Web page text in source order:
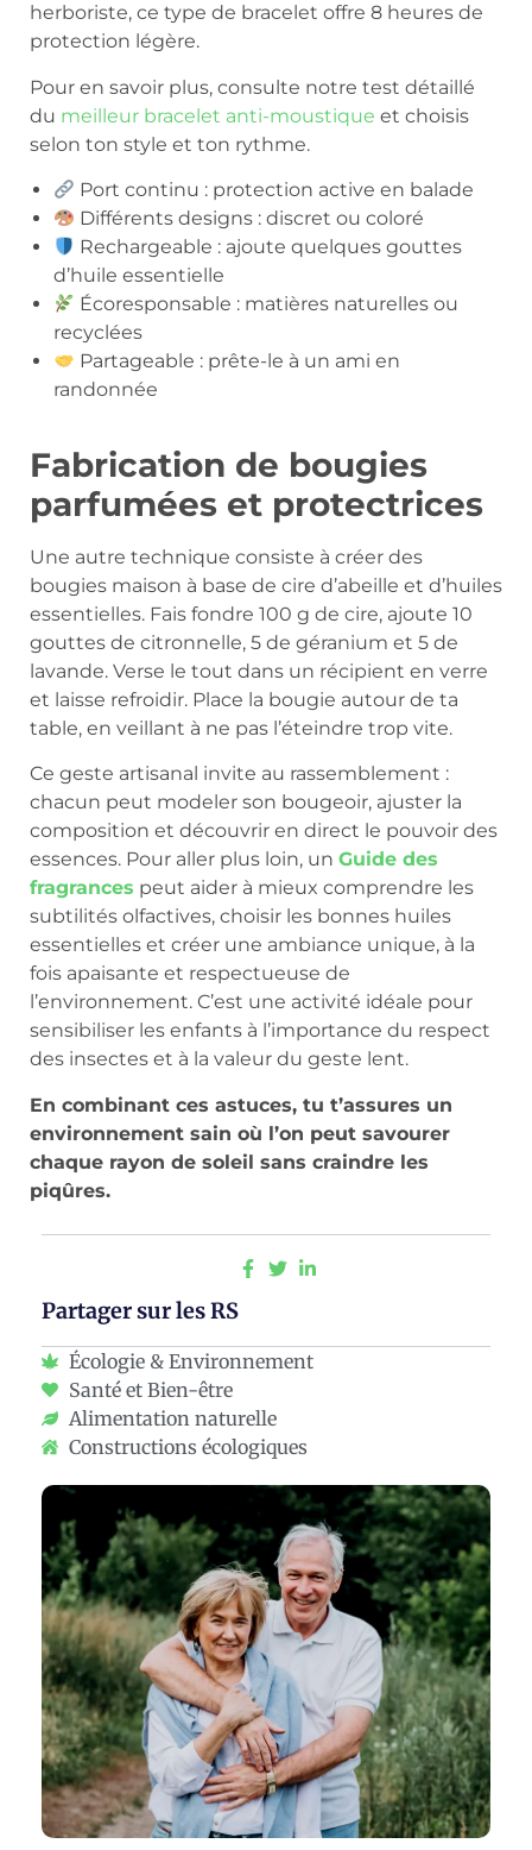
herboriste, ce type de bracelet offre 8 heures de
protection légère.
Pour en savoir plus, consulte notre test détaillé
du meilleur bracelet anti-moustique et choisis
selon ton style et ton rythme.
Port continu : protection active en balade
Différents designs : discret ou coloré
Rechargeable : ajoute quelques gouttes
d’huile essentielle
Écoresponsable : matières naturelles ou
recyclées
Partageable : prête-le à un ami en
randonnée
Fabrication de bougies
parfumées et protectrices
Une autre technique consiste à créer des
bougies maison à base de cire d’abeille et d’huiles
essentielles. Fais fondre 100 g de cire, ajoute 10
gouttes de citronnelle, 5 de géranium et 5 de
lavande. Verse le tout dans un récipient en verre
et laisse refroidir. Place la bougie autour de ta
table, en veillant à ne pas l’éteindre trop vite.
Ce geste artisanal invite au rassemblement :
chacun peut modeler son bougeoir, ajuster la
composition et découvrir en direct le pouvoir des
essences. Pour aller plus loin, un Guide des
fragrances peut aider à mieux comprendre les
subtilités olfactives, choisir les bonnes huiles
essentielles et créer une ambiance unique, à la
fois apaisante et respectueuse de
l’environnement. C’est une activité idéale pour
sensibiliser les enfants à l’importance du respect
des insectes et à la valeur du geste lent.
En combinant ces astuces, tu t’assures un
environnement sain où l’on peut savourer
chaque rayon de soleil sans craindre les
piqûres.
Partager sur les RS
Écologie & Environnement
Santé et Bien-être
Alimentation naturelle
Constructions écologiques